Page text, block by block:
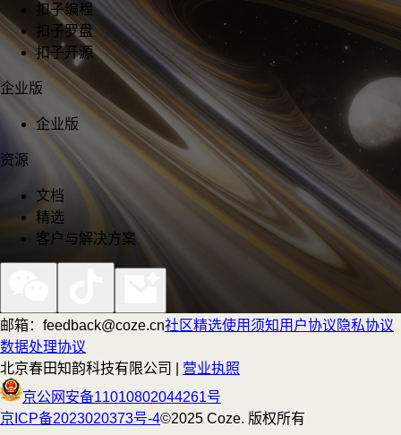
扣子编程
扣子罗盘
扣子开源
企业版
企业版
资源
文档
精选
客户与解决方案
邮箱：feedback@coze.cn社区精选使用须知用户协议 隐私协议
数据处理协议
北京春田知韵科技有限公司 |
营业执照
京公网安备11010802044261号
京ICP备2023020373号-4©2025 Coze. 版权所有